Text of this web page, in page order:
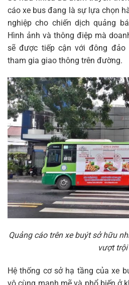
cáo xe bus đang là sự lựa chọn
nghiệp cho chiến dịch quảng
Hình ảnh và thông điệp mà
sẽ được tiếp cận với đông đảo
tham gia giao thông trên đường.
Quảng cáo trên xe buýt sở hữu
vượt trội
Hệ thống cơ sở hạ tầng của xe